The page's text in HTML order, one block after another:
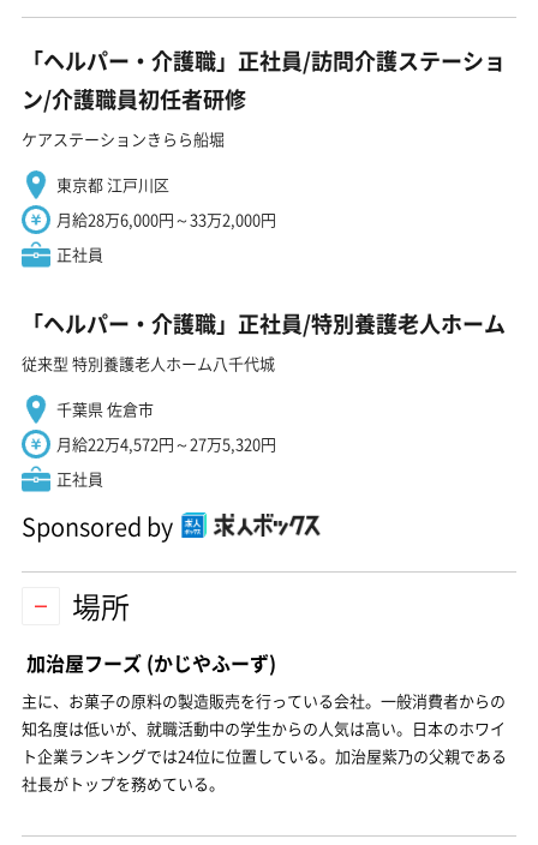
「ヘルパー・介護職」正社員/訪問介護ステーショ
ン/介護職員初任者研修
ケアステーションきらら船堀
東京都 江戸川区
月給28万6,000円～33万2,000円
正社員
「ヘルパー・介護職」正社員/特別養護老人ホーム
従来型 特別養護老人ホーム八千代城
千葉県 佐倉市
月給22万4,572円～27万5,320円
正社員
Sponsored by
場所
加治屋フーズ (かじやふーず)
主に、お菓子の原料の製造販売を行っている会社。一般消費者からの
知名度は低いが、就職活動中の学生からの人気は高い。日本のホワイ
ト企業ランキングでは24位に位置している。加治屋紫乃の父親である
社長がトップを務めている。